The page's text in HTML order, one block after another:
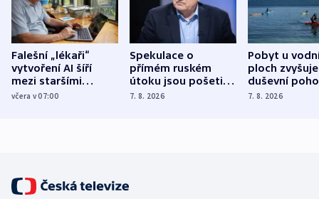
Falešní „lékaři“
vytvoření AI šíří
mezi staršími
Poláky nebezpečné
včera v 07:00
Spekulace o
přímém ruském
útoku jsou pošetilé,
míní estonský
7. 8. 2026
Pobyt u
ploch zvyšuje
duševní
ukázala
7. 8. 2026